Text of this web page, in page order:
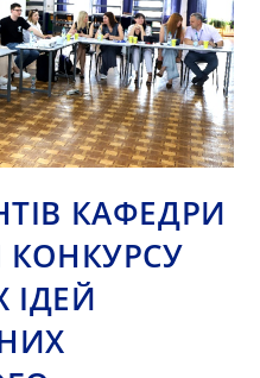
КАФЕДРИ
КОНКУРСУ
ІДЕЙ